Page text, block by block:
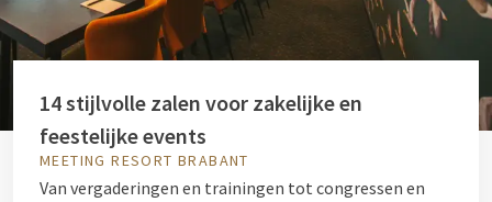
14 stijlvolle zalen voor zakelijke en
feestelijke events
MEETING RESORT BRABANT
Van vergaderingen en trainingen tot congressen en